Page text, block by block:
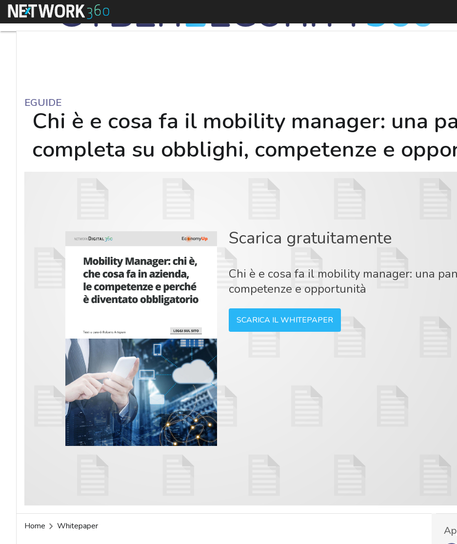
Menu Chi
EGUIDE
Chi è e cosa fa il mobility manager: una
completa su obblighi, competenze e
Scarica gratuitamente
Chi è e cosa fa il mobility manager: una
competenze e opportunità
SCARICA IL WHITEPAPER
Home Whitepaper